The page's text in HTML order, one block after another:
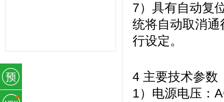
7）具有自动复
统将自动取消
行设定。
4 主要技术参数
1）电源电压：